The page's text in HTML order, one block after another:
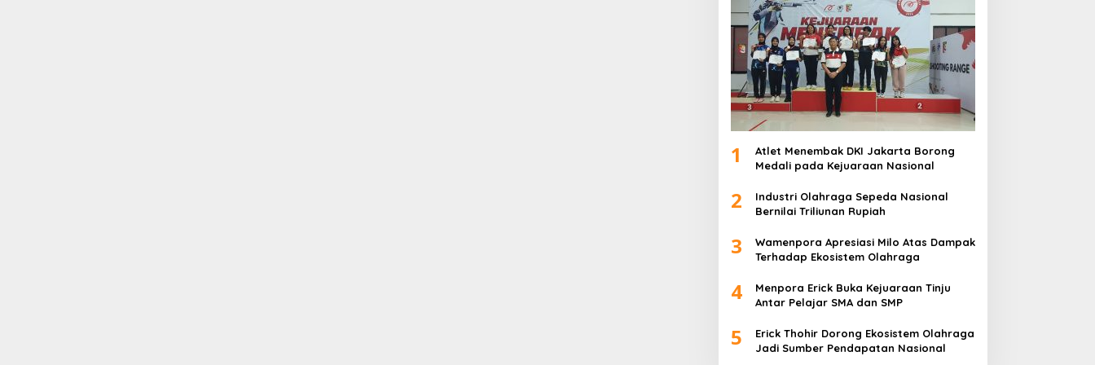
1
Atlet Menembak DKI Jakarta Borong
Medali pada Kejuaraan Nasional
2
Industri Olahraga Sepeda Nasional
Bernilai Triliunan Rupiah
3
Wamenpora Apresiasi Milo Atas Dampak
Terhadap Ekosistem Olahraga
4
Menpora Erick Buka Kejuaraan Tinju
Antar Pelajar SMA dan SMP
5
Erick Thohir Dorong Ekosistem Olahraga
Jadi Sumber Pendapatan Nasional